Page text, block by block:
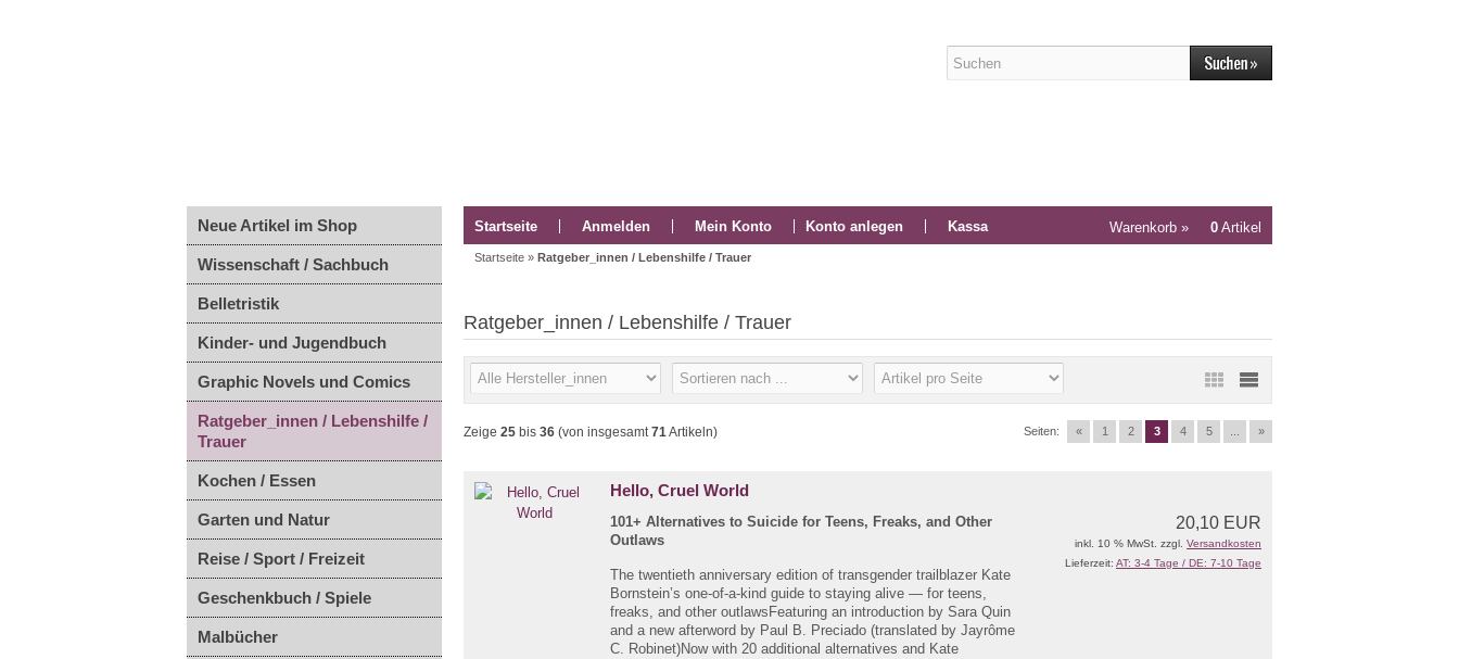
Neue Artikel im Shop
Wissenschaft / Sachbuch
Belletristik
Kinder- und Jugendbuch
Graphic Novels und Comics
Ratgeber_innen / Lebenshilfe /
Trauer
Kochen / Essen
Garten und Natur
Reise / Sport / Freizeit
Geschenkbuch / Spiele
Malbücher
Startseite Anmelden Mein Konto Konto anlegen Kassa Warenkorb » 0 Artikel
Startseite » Ratgeber_innen / Lebenshilfe / Trauer
Ratgeber_innen / Lebenshilfe / Trauer
Zeige 25 bis 36 (von insgesamt71Artikeln) Seiten: « 1 2 3 4 5 »
Hello, Cruel World
101+ Alternatives to Suicide for Teens, Freaks, and Other
Outlaws
The twentieth anniversary edition of transgender trailblazer Kate
Bornstein’s one-of-a-kind guide to staying alive — for teens,
freaks, and other outlawsFeaturing an introduction by Sara Quin
and a new afterword by Paul B. Preciado (translated by Jayrôme
C. Robinet)Now with 20 additional alternatives and Kate
20,10 EUR
inkl. 10 % MwSt. zzgl. Versandkosten
Lieferzeit: AT: 3-4 Tage / DE: 7-10 Tage